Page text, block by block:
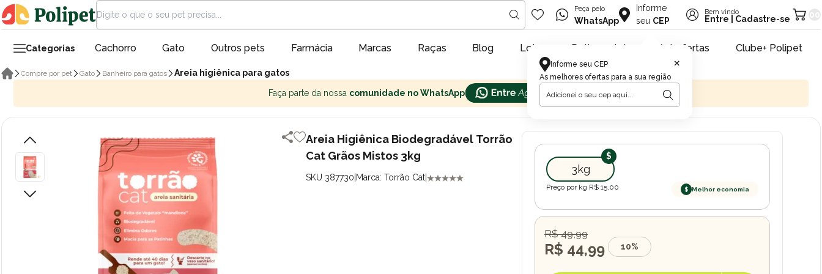
Peça pelo
WhatsApp
Informe
seu CEP
Informe seu CEP
As melhores ofertas para a sua região
×
Bem vindo
Entre Cadastre-se
Categorias Cachorro Gato Outros pets Farmácia Marcas Raças Blog Lojas Retire na loja Pet ofertas Clube+ Polipet
Faça parte da nossa comunidade no WhatsApp
Compre por pet Gato Banheiro para gatos Areia higiênica para gatos
Areia Higiênica Biodegradável Torrão
Cat Grãos Mistos 3kg
SKU 387730 Marca: Torrão Cat|
3kg
Preço por kg R$15,00 $ Melhor economia
R$ 49,99
R$ 44,99 10%